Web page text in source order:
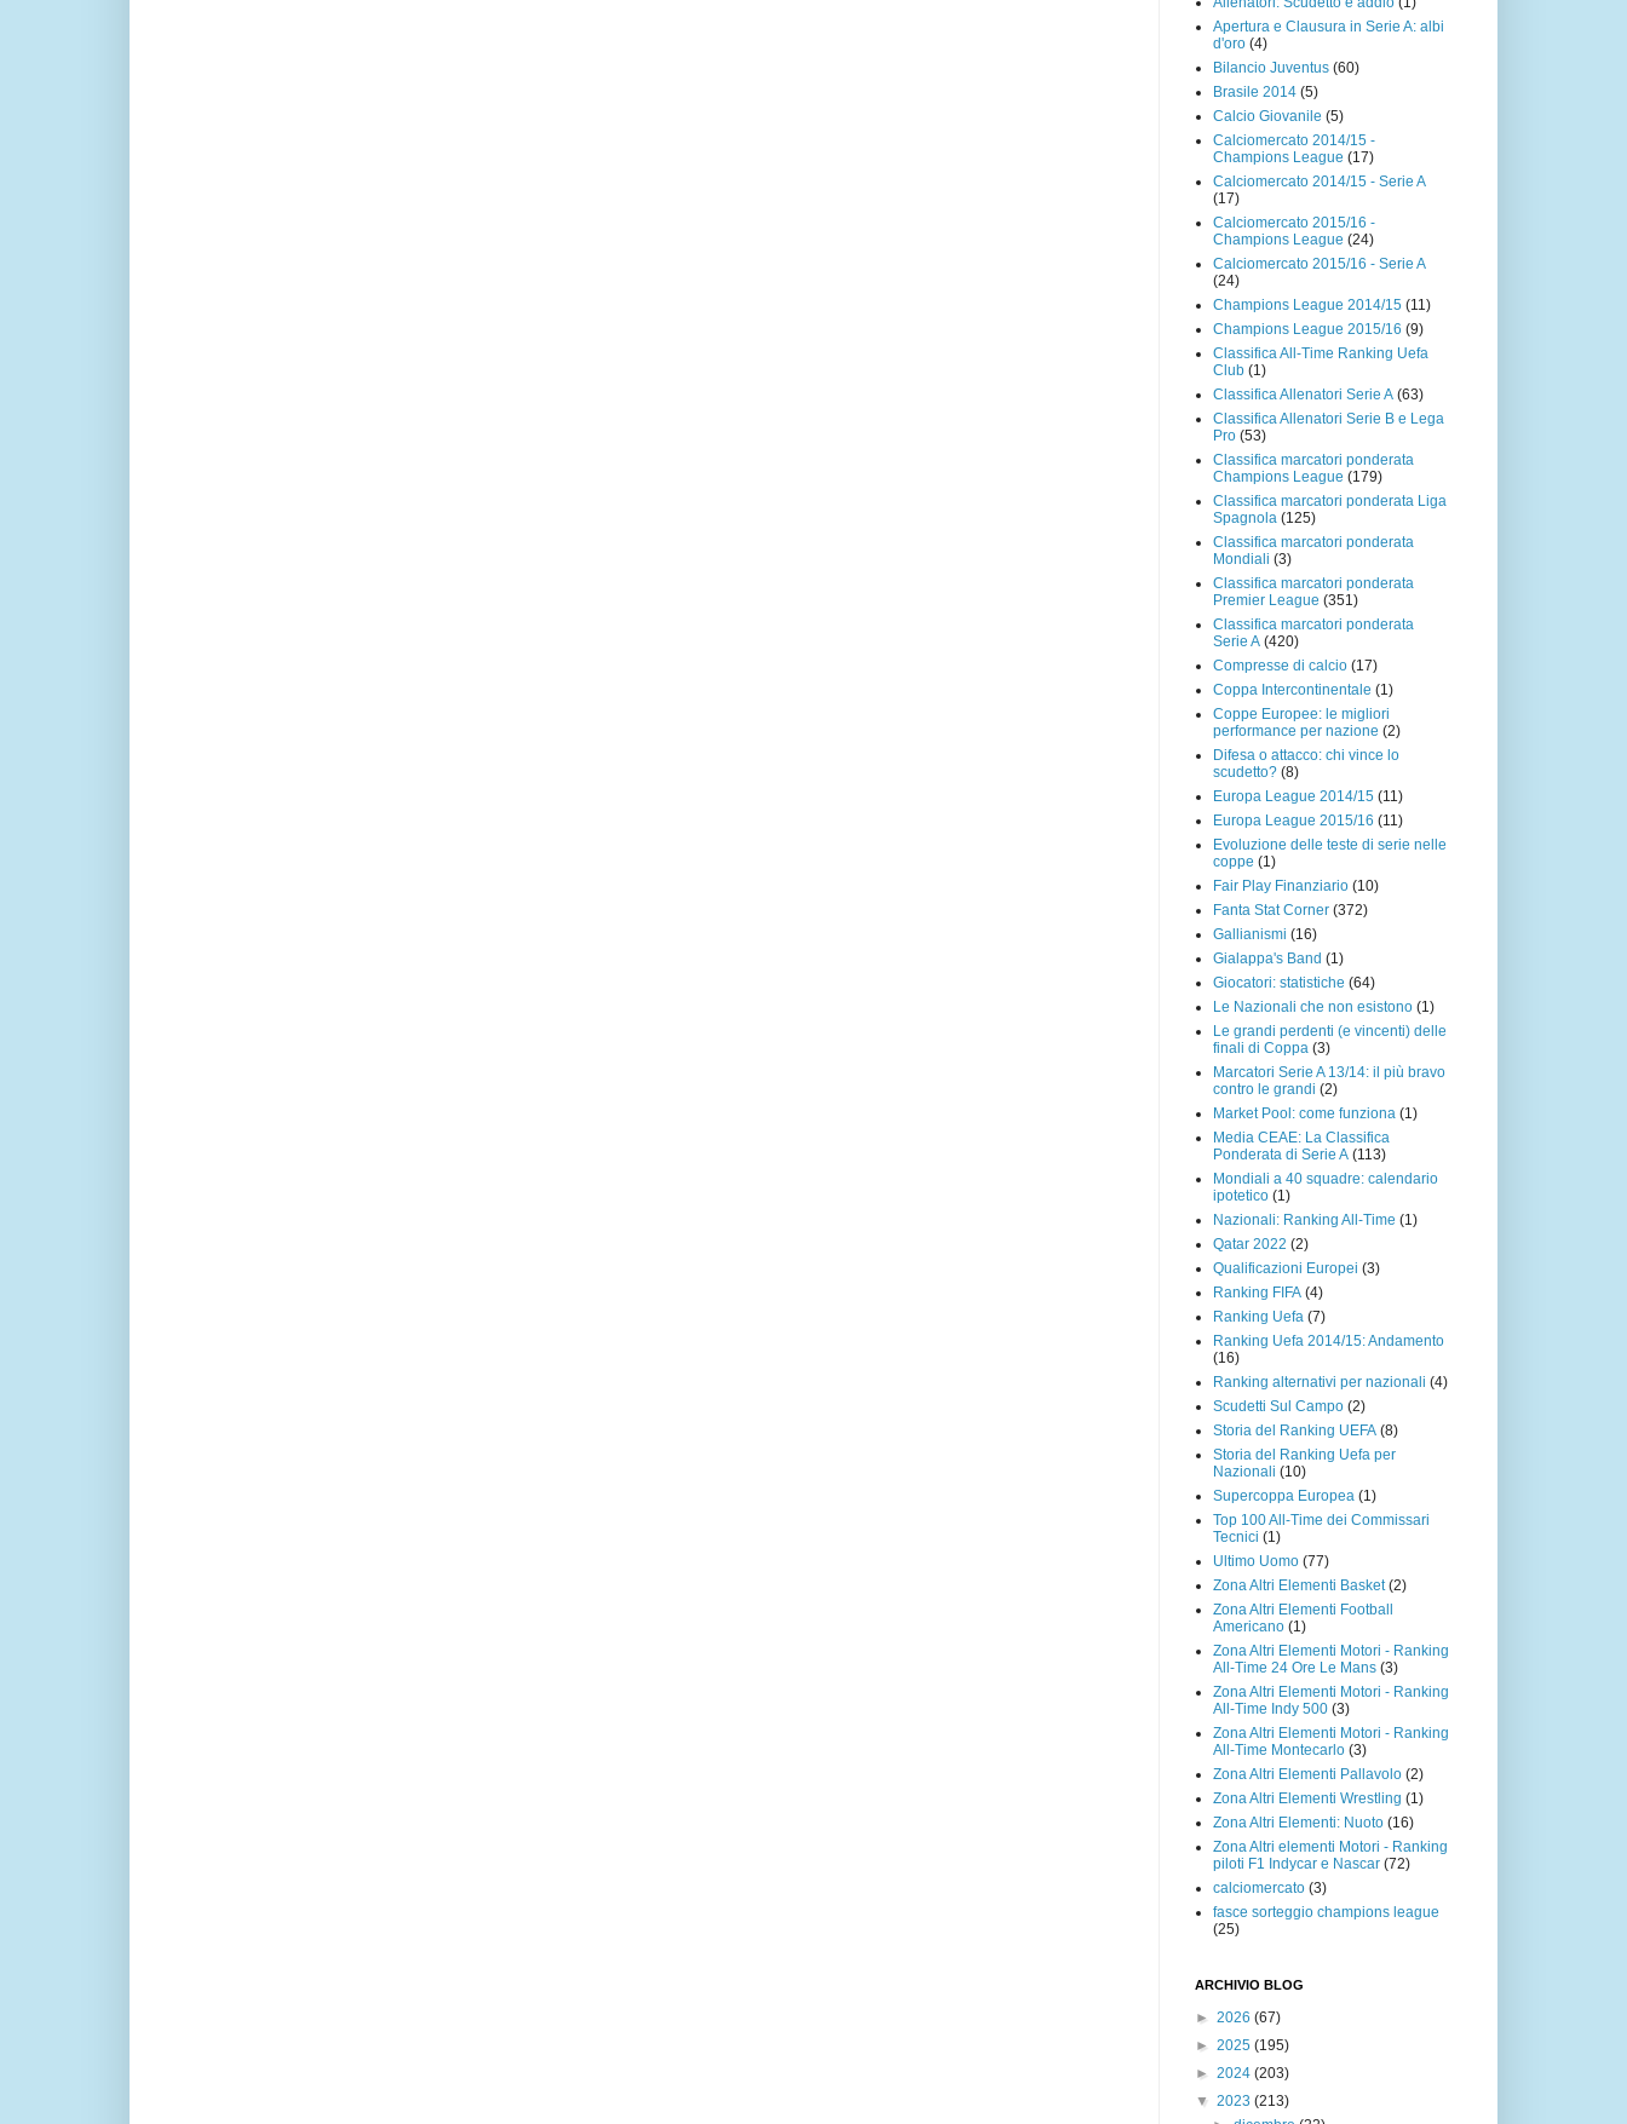
Apertura e Clausura in Serie A: albi
d'oro (4)
Bilancio Juventus (60)
Brasile 2014 (5)
Calcio Giovanile (5)
Calciomercato 2014/15 -
Champions League (17)
Calciomercato 2014/15 - Serie A
(17)
Calciomercato 2015/16 -
Champions League (24)
Calciomercato 2015/16 - Serie A
(24)
Champions League 2014/15 (11)
Champions League 2015/16 (9)
Classifica All-Time Ranking Uefa
Club (1)
Classifica Allenatori Serie A (63)
Classifica Allenatori Serie B e Lega
Pro (53)
Classifica marcatori ponderata
Champions League (179)
Classifica marcatori ponderata Liga
Spagnola (125)
Classifica marcatori ponderata
Mondiali (3)
Classifica marcatori ponderata
Premier League (351)
Classifica marcatori ponderata
Serie A (420)
Compresse di calcio (17)
Coppa Intercontinentale (1)
Coppe Europee: le migliori
performance per nazione (2)
Difesa o attacco: chi vince lo
scudetto? (8)
Europa League 2014/15 (11)
Europa League 2015/16 (11)
Evoluzione delle teste di serie nelle
coppe (1)
Fair Play Finanziario (10)
Fanta Stat Corner (372)
Gallianismi (16)
Gialappa's Band (1)
Giocatori: statistiche (64)
Le Nazionali che non esistono (1)
Le grandi perdenti (e vincenti) delle
finali di Coppa (3)
Marcatori Serie A 13/14: il più bravo
contro le grandi (2)
Market Pool: come funziona (1)
Media CEAE: La Classifica
Ponderata di Serie A (113)
Mondiali a 40 squadre: calendario
ipotetico (1)
Nazionali: Ranking All-Time (1)
Qatar 2022 (2)
Qualificazioni Europei (3)
Ranking FIFA (4)
Ranking Uefa (7)
Ranking Uefa 2014/15: Andamento
(16)
Ranking alternativi per nazionali (4)
Scudetti Sul Campo (2)
Storia del Ranking UEFA (8)
Storia del Ranking Uefa per
Nazionali (10)
Supercoppa Europea (1)
Top 100 All-Time dei Commissari
Tecnici (1)
Ultimo Uomo (77)
Zona Altri Elementi Basket (2)
Zona Altri Elementi Football
Americano (1)
Zona Altri Elementi Motori - Ranking
All-Time 24 Ore Le Mans (3)
Zona Altri Elementi Motori - Ranking
All-Time Indy 500 (3)
Zona Altri Elementi Motori - Ranking
All-Time Montecarlo (3)
Zona Altri Elementi Pallavolo (2)
Zona Altri Elementi Wrestling (1)
Zona Altri Elementi: Nuoto (16)
Zona Altri elementi Motori - Ranking
piloti F1 Indycar e Nascar (72)
calciomercato (3)
fasce sorteggio champions league
(25)
ARCHIVIO BLOG
► 2026 (67)
► 2025 (195)
► 2024 (203)
▼ 2023 (213)